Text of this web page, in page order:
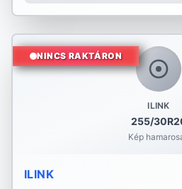
ILINK
255/
Kép
NINCS RAKTÁRON
ILINK